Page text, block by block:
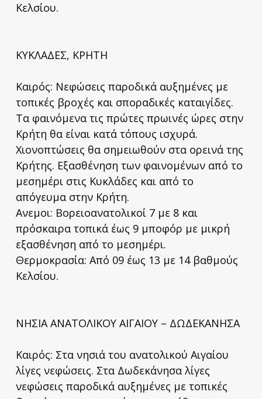
Κελσίου.
ΚΥΚΛΑΔΕΣ, ΚΡΗΤΗ
Καιρός: Νεφώσεις παροδικά αυξημένες με
τοπικές βροχές και σποραδικές καταιγίδες.
Τα φαινόμενα τις πρώτες πρωινές ώρες στην
Κρήτη θα είναι κατά τόπους ισχυρά.
Χιονοπτώσεις θα σημειωθούν στα ορεινά της
Κρήτης. Εξασθένηση των φαινομένων από το
μεσημέρι στις Κυκλάδες και από το
απόγευμα στην Κρήτη.
Ανεμοι: Βορειοανατολικοί 7 με 8 και
πρόσκαιρα τοπικά έως 9 μποφόρ με μικρή
εξασθένηση από το μεσημέρι.
Θερμοκρασία: Από 09 έως 13 με 14 βαθμούς
Κελσίου.
ΝΗΣΙΑ ΑΝΑΤΟΛΙΚΟΥ ΑΙΓΑΙΟΥ – ΔΩΔΕΚΑΝΗΣΑ
Καιρός: Στα νησιά του ανατολικού Αιγαίου
λίγες νεφώσεις. Στα Δωδεκάνησα λίγες
νεφώσεις παροδικά αυξημένες με τοπικές